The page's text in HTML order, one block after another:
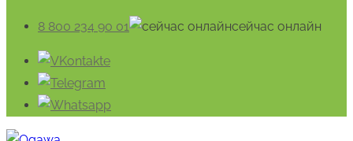
8 800 234 90 01 cейчас онлайн